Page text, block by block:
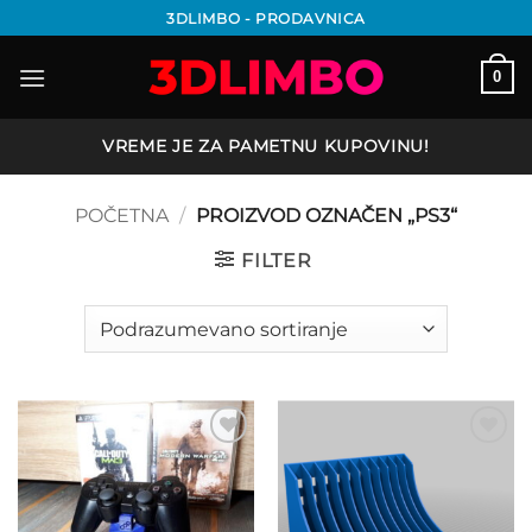
na
sadržaj
3DLIMBO - PRODAVNICA
0
VREME JE ZA PAMETNU KUPOVINU!
POČETNA / PROIZVOD OZNAČEN „PS3“
FILTER
Add to
wishlist